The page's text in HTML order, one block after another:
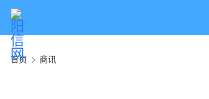
首页 商讯